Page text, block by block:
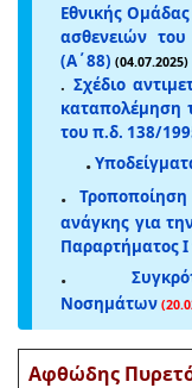
Εθνικής
ασθενειών
(Α΄88) (04.07.2025)
. Σχέδιο
καταπολέμηση
του π.δ. 138/
.
.
ανάγκης για
Παραρτήματος I
.
Νοσημάτων
Αφθώδης